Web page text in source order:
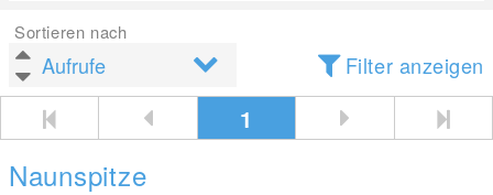
Sortieren nach
Filter anzeigen
1
Naunspitze